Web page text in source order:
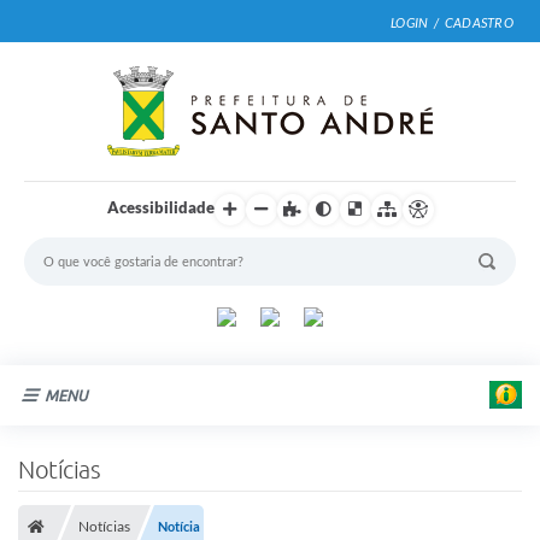
LOGIN / CADASTRO
Acessibilidade
MENU
Notícias
Notícias Notícia